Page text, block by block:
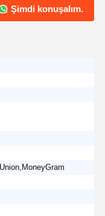
Şimdi konuşalım.